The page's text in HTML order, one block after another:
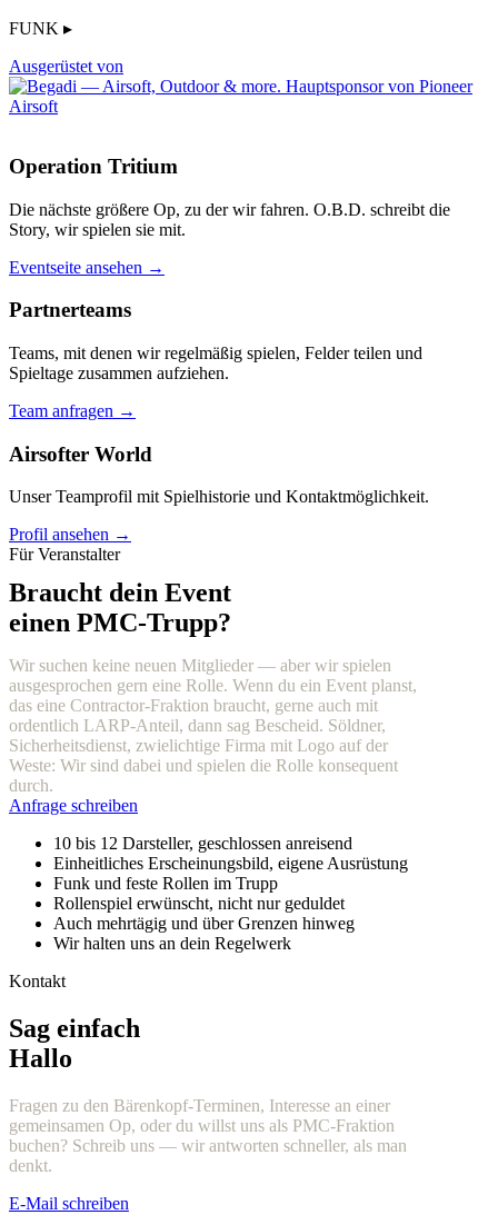
FUNK ▸
Ausgerüstet von
Operation Tritium
Die nächste größere Op, zu der wir fahren. O.B.D. schreibt die
Story, wir spielen sie mit.
Eventseite ansehen →
Partnerteams
Teams, mit denen wir regelmäßig spielen, Felder teilen und
Spieltage zusammen aufziehen.
Team anfragen →
Airsofter World
Unser Teamprofil mit Spielhistorie und Kontaktmöglichkeit.
Profil ansehen →
Für Veranstalter
Braucht dein Event
einen PMC-Trupp?
Wir suchen keine neuen Mitglieder — aber wir spielen
ausgesprochen gern eine Rolle. Wenn du ein Event planst,
das eine Contractor-Fraktion braucht, gerne auch mit
ordentlich LARP-Anteil, dann sag Bescheid. Söldner,
Sicherheitsdienst, zwielichtige Firma mit Logo auf der
Weste: Wir sind dabei und spielen die Rolle konsequent
durch.
Anfrage schreiben
10 bis 12 Darsteller, geschlossen anreisend
Einheitliches Erscheinungsbild, eigene Ausrüstung
Funk und feste Rollen im Trupp
Rollenspiel erwünscht, nicht nur geduldet
Auch mehrtägig und über Grenzen hinweg
Wir halten uns an dein Regelwerk
Kontakt
Sag einfach
Hallo
Fragen zu den Bärenkopf-Terminen, Interesse an einer
gemeinsamen Op, oder du willst uns als PMC-Fraktion
buchen? Schreib uns — wir antworten schneller, als man
denkt.
E-Mail schreiben